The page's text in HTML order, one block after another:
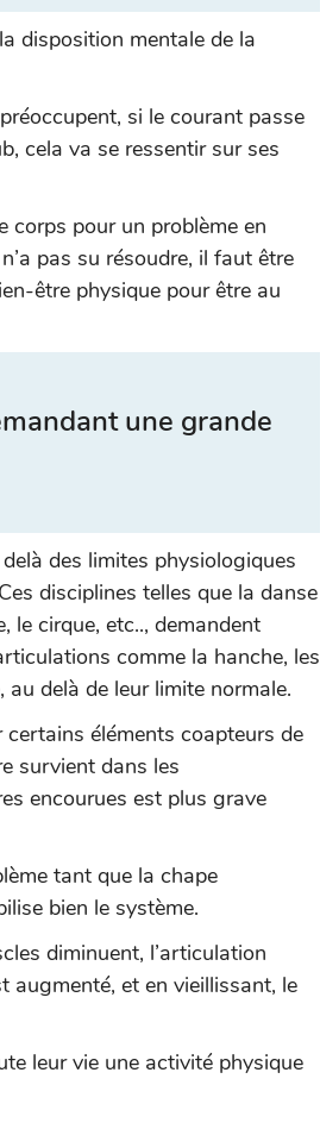
disposition mentale de la
si le courant passe
cela va se ressentir sur ses
corps pour un problème en
pas su résoudre, il faut être
être physique pour être au
une grande
des limites physiologiques
disciplines telles que la danse
le cirque, etc.., demandent
comme la hanche, les
delà de leur limite normale.
certains éléments coapteurs de
survient dans les
encourues est plus grave
tant que la chape
bien le système.
diminuent, l’articulation
augmenté, et en vieillissant, le
leur vie une activité physique